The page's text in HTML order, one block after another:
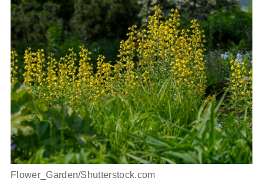
Flower_Garden/Shutterstock.com